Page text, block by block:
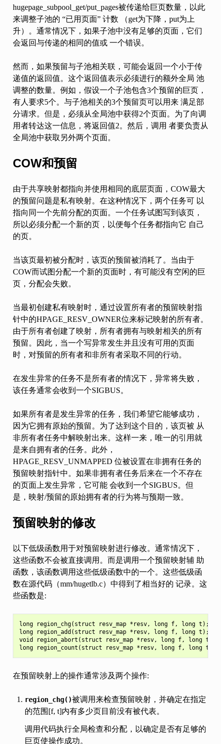
hugepage_subpool_get/put_pages被传递给巨页数量，以此
来调整子池的 “已用页面” 计数 （get为下降，put为上
升）。通常情况下，如果子池中没有足够的页面，它们
会返回与传递的相同的值或 一个错误。
然而，如果预留与子池相关联，可能会返回一个小于传
递值的返回值。这个返回值表示必须进行的额外全局 池
调整的数量。例如，假设一个子池包含3个预留的巨页，
有人要求5个。与子池相关的3个预留页可以用来 满足部
分请求。但是，必须从全局池中获得2个页面。为了向调
用者转达这一信息，将返回值2。然后，调用 者要负责从
全局池中获取另外两个页面。
COW和预留
由于共享映射都指向并使用相同的底层页面，COW最大
的预留问题是私有映射。在这种情况下，两个任务可 以
指向同一个先前分配的页面。一个任务试图写到该页，
所以必须分配一个新的页，以便每个任务都指向它 自己
的页。
当该页最初被分配时，该页的预留被消耗了。当由于
COW而试图分配一个新的页面时，有可能没有空闲的巨
页，分配会失败。
当最初创建私有映射时，通过设置所有者的预留映射指
针中的HPAGE_RESV_OWNER位来标记映射的所有者。
由于所有者创建了映射，所有者拥有与映射相关的所有
预留。因此，当一个写异常发生并且没有可用的页面
时，对预留的所有者和非所有者采取不同的行动。
在发生异常的任务不是所有者的情况下，异常将失败，
该任务通常会收到一个SIGBUS。
如果所有者是发生异常的任务，我们希望它能够成功，
因为它拥有原始的预留。为了达到这个目的，该页被 从
非所有者任务中解映射出来。这样一来，唯一的引用就
是来自拥有者的任务。此外，
HPAGE_RESV_UNMAPPED 位被设置在非拥有任务的
预留映射指针中。如果非拥有者任务后来在一个不存在
的页面上发生异常，它可能 会收到一个SIGBUS。但
是，映射/预留的原始拥有者的行为将与预期一致。
预留映射的修改
以下低级函数用于对预留映射进行修改。通常情况下，
这些函数不会被直接调用。而是调用一个预留映射辅 助
函数，该函数调用这些低级函数中的一个。这些低级函
数在源代码（mm/hugetlb.c）中得到了相当好的 记录。这
些函数是:
long region_chg(struct resv_map *resv, long f, long t);
long region_add(struct resv_map *resv, long f, long t);
void region_abort(struct resv_map *resv, long f, long t);
在预留映射上的操作通常涉及两个操作:
region_chg()被调用来检查预留映射，并确定在指定
的范围[f, t]内有多少页目前没有被代表。
调用代码执行全局检查和分配，以确定是否有足够的
巨页使操作成功。